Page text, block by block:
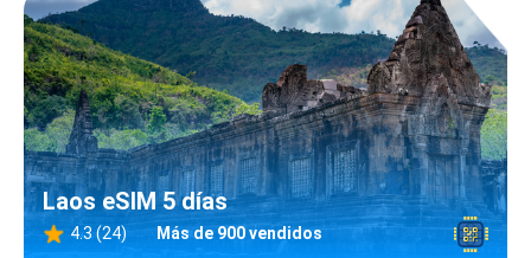
Laos eSIM 5 días
4.3 (24) Más de 900 vendidos